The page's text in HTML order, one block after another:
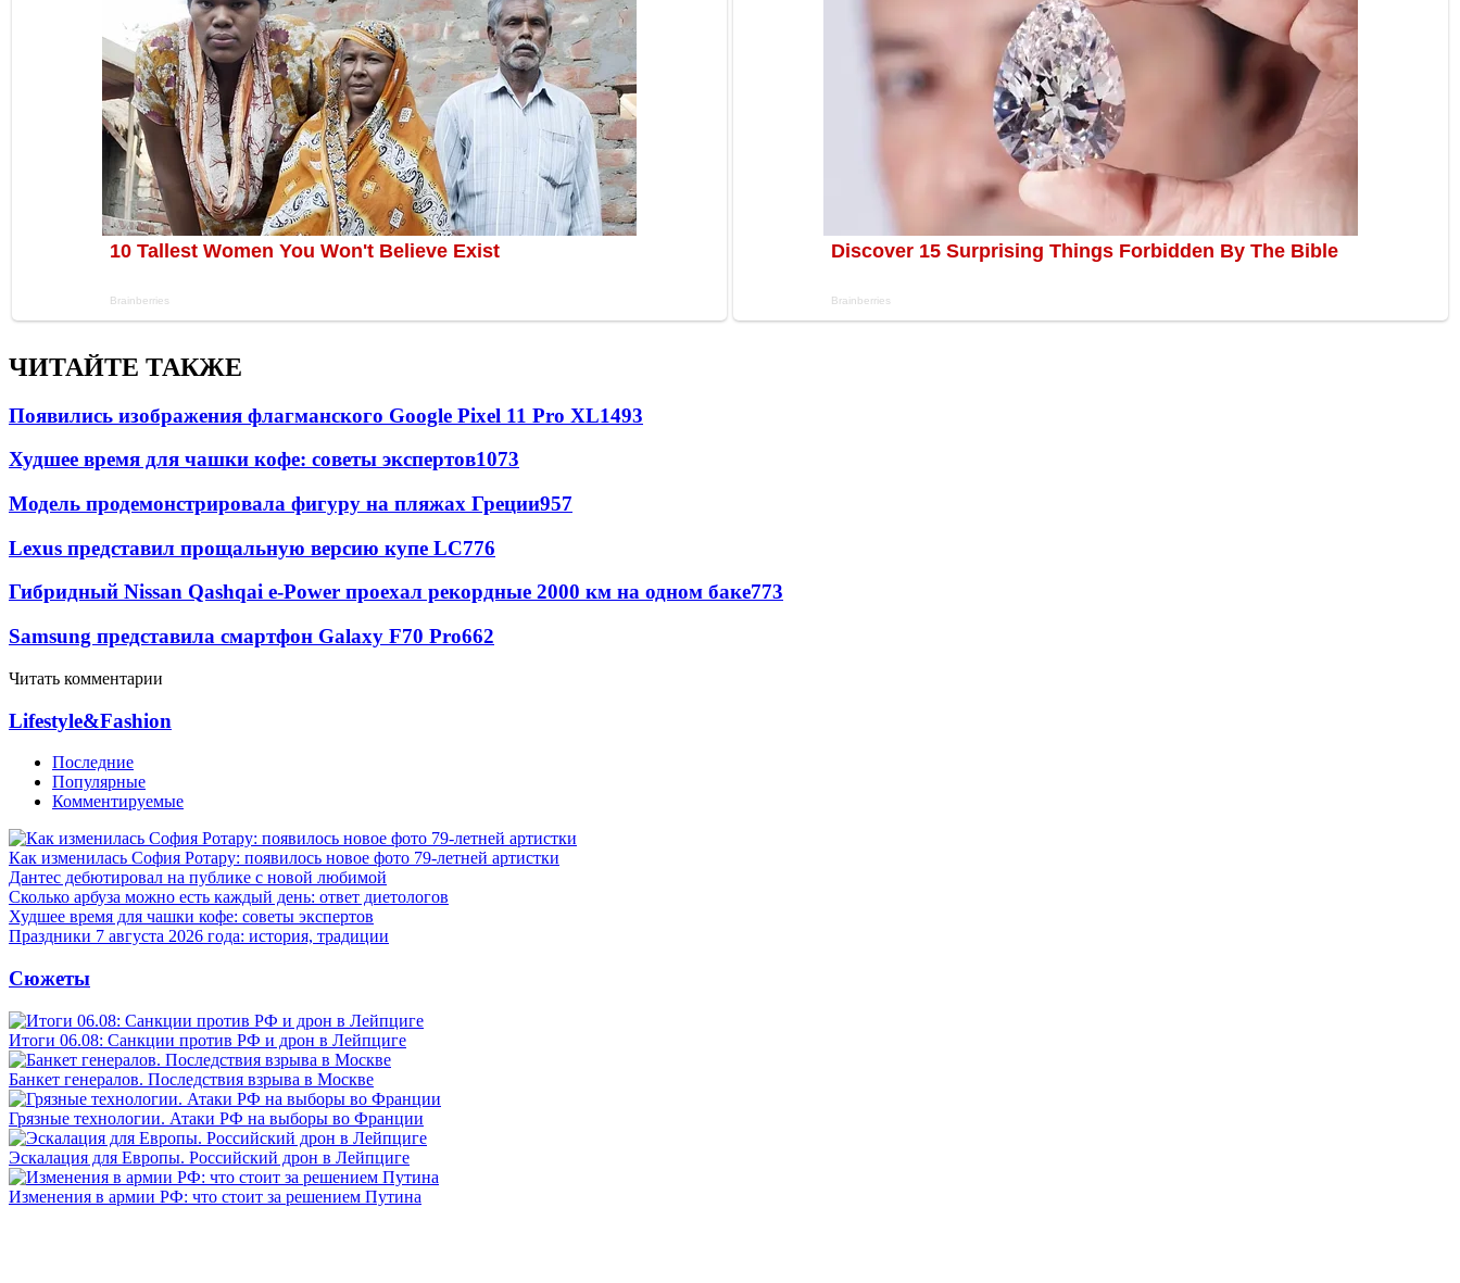
ЧИТАЙТЕ ТАКЖЕ
Появились изображения флагманского Google Pixel 11 Pro XL1493
Худшее время для чашки кофе: советы экспертов1073
Модель продемонстрировала фигуру на пляжах Греции957
Lexus представил прощальную версию купе LC776
Гибридный Nissan Qashqai e-Power проехал рекордные 2000 км на одном баке773
Samsung представила смартфон Galaxy F70 Pro662
Читать комментарии
Lifestyle&Fashion
Последние
Популярные
Комментируемые
Как изменилась София Ротару: появилось новое фото 79-летней артистки
Дантес дебютировал на публике с новой любимой
Сколько арбуза можно есть каждый день: ответ диетологов
Худшее время для чашки кофе: советы экспертов
Праздники 7 августа 2026 года: история, традиции
Сюжеты
Итоги 06.08: Санкции против РФ и дрон в Лейпциге
Банкет генералов. Последствия взрыва в Москве
Грязные технологии. Атаки РФ на выборы во Франции
Эскалация для Европы. Российский дрон в Лейпциге
Изменения в армии РФ: что стоит за решением Путина